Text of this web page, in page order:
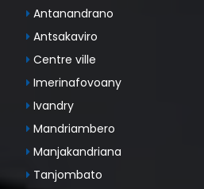
Antanandrano
Antsakaviro
Centre ville
Imerinafovoany
Ivandry
Mandriambero
Manjakandriana
Tanjombato